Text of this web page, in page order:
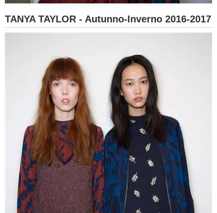
TANYA TAYLOR - Autunno-Inverno 2016-2017